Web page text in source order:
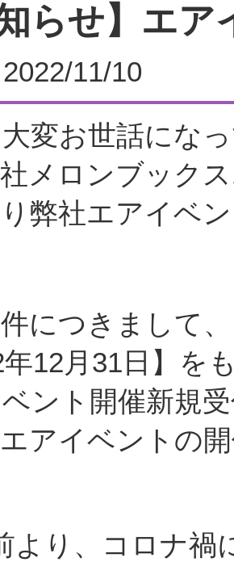
知らせ】エ
2022/11/10
変お世話にな
メロンブック
弊社エアイベ
につきまして、
年12月31日】を
ント開催新規
アイベントの
より、コロナ禍